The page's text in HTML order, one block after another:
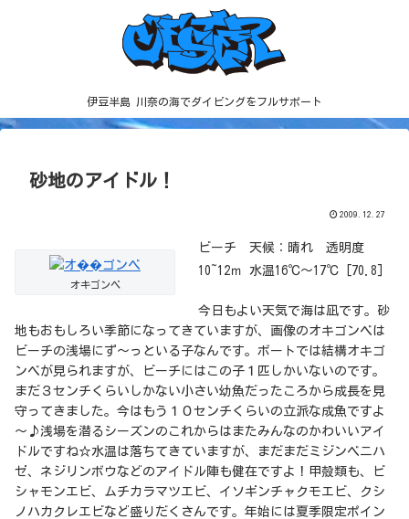
伊豆半島 川奈の海でダイビングをフルサポート
砂地のアイドル！
2009.12.27
オキゴンベ
ビーチ 天候：晴れ 透明度
10~12ｍ 水温16℃～17℃ [70.8]
今日もよい天気で海は凪です。砂
地もおもしろい季節になってきていますが、画像のオキゴンベは
ビーチの浅場にず～っといる子なんです。ボートでは結構オキゴ
ンベが見られますが、ビーチにはこの子１匹しかいないのです。
まだ３センチくらいしかない小さい幼魚だったころから成長を見
守ってきました。今はもう１０センチくらいの立派な成魚ですよ
～♪浅場を潜るシーズンのこれからはまたみんなのかわいいアイ
ドルですね☆水温は落ちてきていますが、まだまだミジンベニハ
ゼ、ネジリンボウなどのアイドル陣も健在ですよ！甲殻類も、ビ
シャモンエビ、ムチカラマツエビ、イソギンチャクモエビ、クシ
ノハカクレエビなど盛りだくさんです。年始には夏季限定ポイン